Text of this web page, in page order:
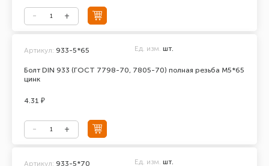
Болт DIN 933 (ГОСТ 7798-70, 7805-70) полная резьба М5*65
цинк
Артикул: 933-5*65 Ед. изм. шт.
4.31 ₽
Артикул: 933-5*70 Ед. изм. шт.